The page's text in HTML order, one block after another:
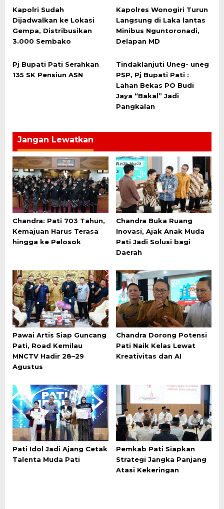
Kapolri Sudah
Dijadwalkan ke Lokasi
Gempa, Distribusikan
3.000 Sembako
Kapolres Wonogiri Turun
Langsung di Laka lantas
Minibus Nguntoronadi,
Delapan MD
Pj Bupati Pati Serahkan
135 SK Pensiun ASN
Tindaklanjuti Uneg- uneg
PSP, Pj Bupati Pati :
Lahan Bekas PO Budi
Jaya “Bakal” Jadi
Pangkalan
Jangan Lewatkan
Chandra: Pati 703 Tahun,
Kemajuan Harus Terasa
hingga ke Pelosok
Chandra Buka Ruang
Inovasi, Ajak Anak Muda
Pati Jadi Solusi bagi
Daerah
Pawai Artis Siap Guncang
Pati, Road Kemilau
MNCTV Hadir 28–29
Agustus
Chandra Dorong Potensi
Pati Naik Kelas Lewat
Kreativitas dan AI
Pati Idol Jadi Ajang Cetak
Talenta Muda Pati
Pemkab Pati Siapkan
Strategi Jangka Panjang
Atasi Kekeringan